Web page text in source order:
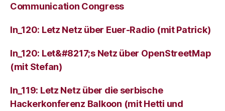
Communication Congress
ln_120: Letz Netz über Euer-Radio (mit Patrick)
ln_120: Let&#8217;s Netz über OpenStreetMap
(mit Stefan)
ln_119: Letz Netz über die serbische
Hackerkonferenz Balkoon (mit Hetti und